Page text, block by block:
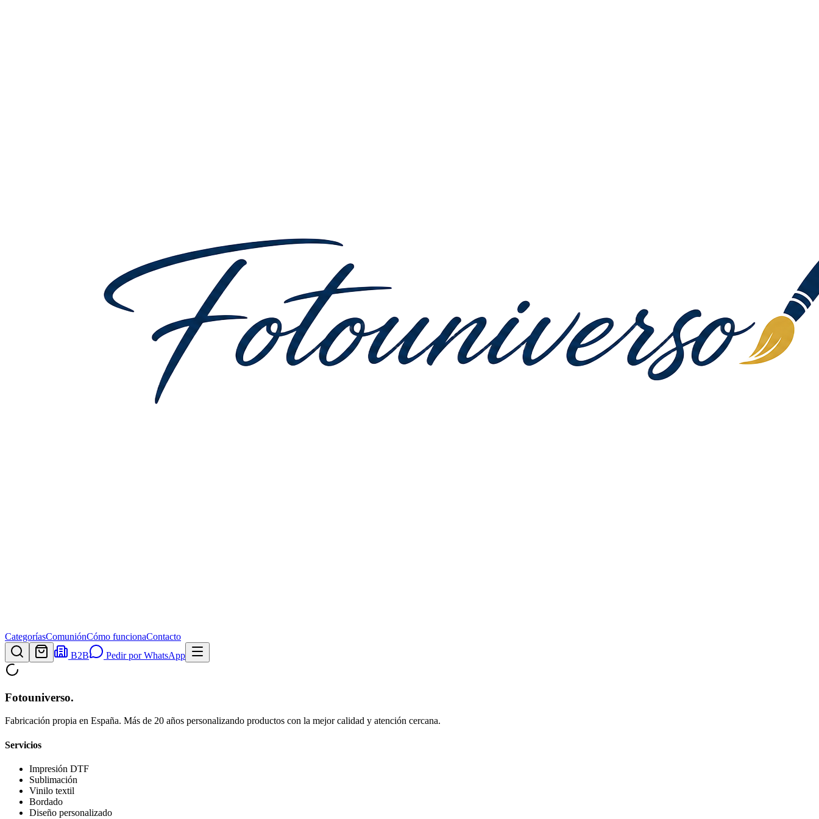
CategoríasComuniónCómo funcionaContacto
B2B
Pedir por WhatsApp
Fotouniverso.
Fabricación propia en España. Más de 20 años personalizando productos con la mejor calidad y atención cercana.
Servicios
Impresión DTF
Sublimación
Vinilo textil
Bordado
Diseño personalizado